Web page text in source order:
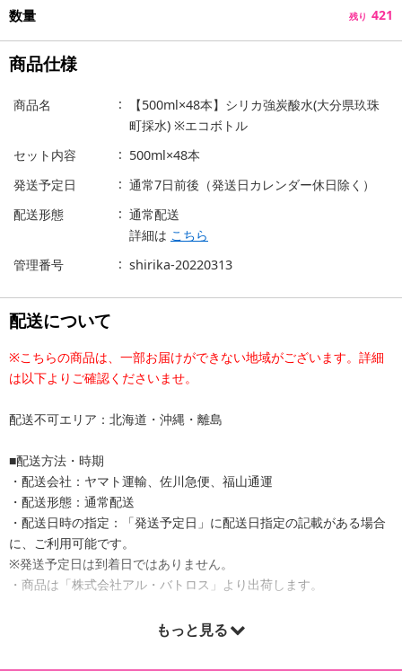
数量 残り 421
商品仕様
商品名
【500ml×48本】シリカ強炭酸水(大分県玖珠
町採水) ※エコボトル
セット内容
500ml×48本
発送予定日
通常7日前後（発送日カレンダー休日除く）
配送形態
通常配送
詳細は こちら
管理番号
shirika-20220313
配送について
※こちらの商品は、一部お届けができない地域がございます。詳細
は以下よりご確認くださいませ。
配送不可エリア：北海道・沖縄・離島
■配送方法・時期
・配送会社：ヤマト運輸、佐川急便、福山通運
・配送形態：通常配送
・配送日時の指定：「発送予定日」に配送日指定の記載がある場合
に、ご利用可能です。
※発送予定日は到着日ではありません。
・商品は「株式会社アル・バトロス」より出荷します。
もっと見る